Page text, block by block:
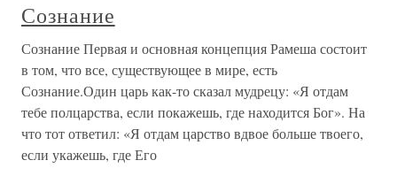
Сознание
Сознание Первая и основная концепция Рамеша состоит
в том, что все, существующее в мире, есть
Сознание.Один царь как-то сказал мудрецу: «Я отдам
тебе полцарства, если покажешь, где находится Бог». На
что тот ответил: «Я отдам царство вдвое больше твоего,
если укажешь, где Его